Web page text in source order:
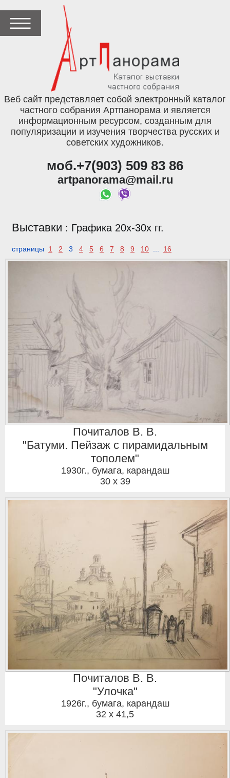
Веб сайт представляет собой электронный каталог
частного собрания Артпанорама и является
информационным ресурсом, созданным для
популяризации и изучения творчества русских и
советских художников.
моб.+7(903) 509 83 86
artpanorama@mail.ru
Выставки : Графика 20х-30х гг.
страницы 1 2 3 4 5 6 7 8 9 10 ... 16
Почиталов В. В.
"Батуми. Пейзаж с пирамидальным
тополем"
1930г., бумага, карандаш
30 x 39
Почиталов В. В.
"Улочка"
1926г., бумага, карандаш
32 x 41,5